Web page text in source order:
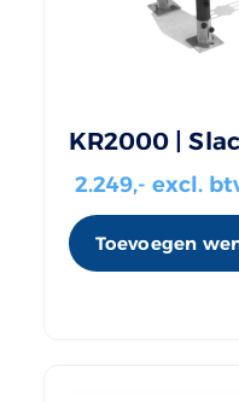
KR2000 |
2.249,- excl.
Toevoegen